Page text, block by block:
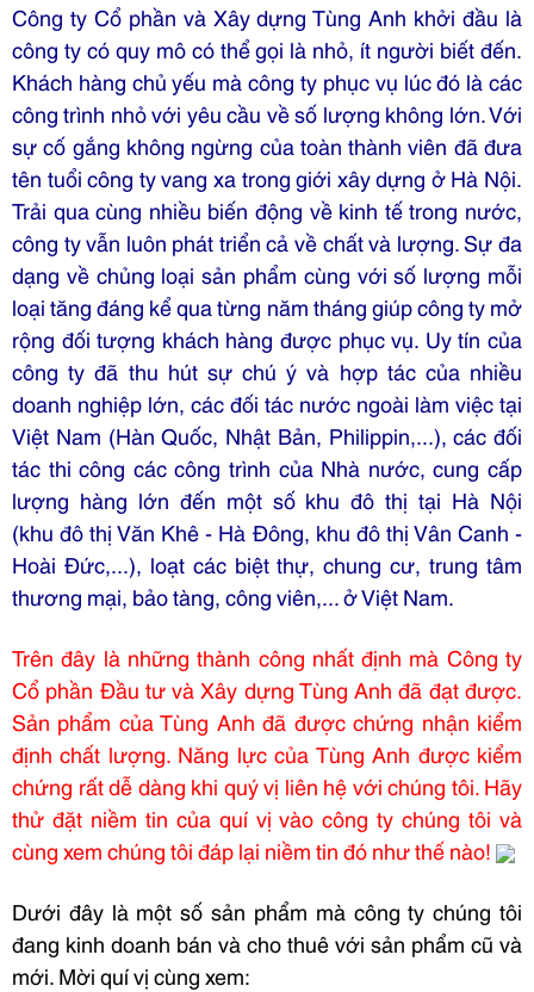
Công ty Cổ phần và Xây dựng Tùng Anh khởi đầu là
công ty có quy mô có thể gọi là nhỏ, ít người biết đến.
Khách hàng chủ yếu mà công ty phục vụ lúc đó là các
công trình nhỏ với yêu cầu về số lượng không lớn. Với
sự cố gắng không ngừng của toàn thành viên đã đưa
tên tuổi công ty vang xa trong giới xây dựng ở Hà Nội.
Trải qua cùng nhiều biến động về kinh tế trong nước,
công ty vẫn luôn phát triển cả về chất và lượng. Sự đa
dạng về chủng loại sản phẩm cùng với số lượng mỗi
loại tăng đáng kể qua từng năm tháng giúp công ty mở
rộng đối tượng khách hàng được phục vụ. Uy tín của
công ty đã thu hút sự chú ý và hợp tác của nhiều
doanh nghiệp lớn, các đối tác nước ngoài làm việc tại
Việt Nam (Hàn Quốc, Nhật Bản, Philippin,...), các đối
tác thi công các công trình của Nhà nước, cung cấp
lượng hàng lớn đến một số khu đô thị tại Hà Nội
(khu đô thị Văn Khê - Hà Đông, khu đô thị Vân Canh -
Hoài Đức,...), loạt các biệt thự, chung cư, trung tâm
thương mại, bảo tàng, công viên,... ở Việt Nam.
Trên đây là những thành công nhất định mà Công ty
Cổ phần Đầu tư và Xây dựng Tùng Anh đã đạt được.
Sản phẩm của Tùng Anh đã được chứng nhận kiểm
định chất lượng. Năng lực của Tùng Anh được kiểm
chứng rất dễ dàng khi quý vị liên hệ với chúng tôi. Hãy
thử đặt niềm tin của quí vị vào công ty chúng tôi và
cùng xem chúng tôi đáp lại niềm tin đó như thế nào!
Dưới đây là một số sản phẩm mà công ty chúng tôi
đang kinh doanh bán và cho thuê với sản phẩm cũ và
mới. Mời quí vị cùng xem: